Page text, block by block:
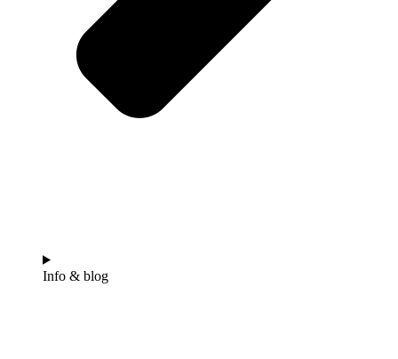
Info & blog